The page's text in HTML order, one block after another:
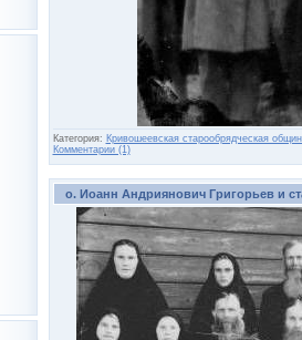
Категория: Кривошеевская старообрядческая
Комментарии (1)
о. Иоанн Андриянович Григорьев и